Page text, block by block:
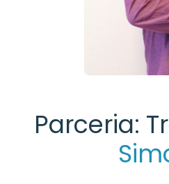
Parceria: